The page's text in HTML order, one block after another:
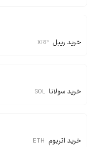
خرید ریپل XRP
خرید سولانا SOL
خرید اتریوم ETH